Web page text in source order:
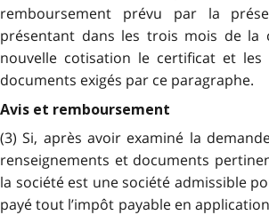
remboursement prévu par la
présentant dans les trois mois de la
nouvelle cotisation le certificat et les
documents exigés par ce paragraphe.
Avis et remboursement
(3) Si, après avoir examiné la
renseignements et documents
la société est une société admissible
payé tout l’impôt payable en